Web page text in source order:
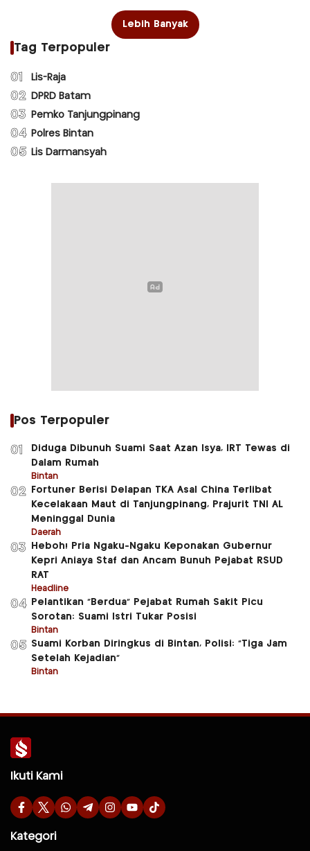
Lebih Banyak
Tag Terpopuler
01 Lis-Raja
02 DPRD Batam
03 Pemko Tanjungpinang
04 Polres Bintan
05 Lis Darmansyah
Pos Terpopuler
01
Diduga Dibunuh Suami Saat Azan Isya, IRT Tewas di
Dalam Rumah
Bintan
02
Fortuner Berisi Delapan TKA Asal China Terlibat
Kecelakaan Maut di Tanjungpinang, Prajurit TNI AL
Meninggal Dunia
Daerah
03
Heboh! Pria Ngaku-Ngaku Keponakan Gubernur
Kepri Aniaya Staf dan Ancam Bunuh Pejabat RSUD
RAT
Headline
04
Pelantikan “Berdua” Pejabat Rumah Sakit Picu
Sorotan: Suami Istri Tukar Posisi
Bintan
05 Suami Korban Diringkus di Bintan, Polisi: “Tiga Jam
Setelah Kejadian”
Bintan
Ikuti Kami
Kategori